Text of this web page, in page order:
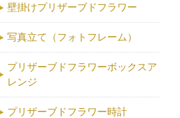
壁掛けプリザーブドフラワー
写真立て（フォトフレーム）
プリザーブドフラワーボックスア
レンジ
プリザーブドフラワー時計